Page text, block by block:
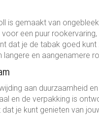
is gemaakt van
een puur
dat je de tabak goed
langere en aangenamere
aan duurzaamheid
en de verpakking is
je kunt genieten van